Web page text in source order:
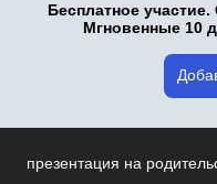
Бесплатное
Мгновенные 10
презентация на